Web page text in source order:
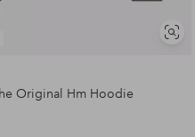
Näytä
Original Hm Hoodie